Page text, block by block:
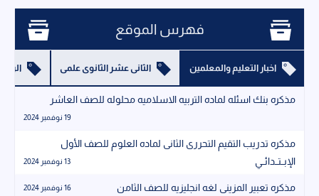
فهرس الموقع
اخبار التعليم والمعلمين الثانى عشر الثانوى علمى
مذكره بنك اسئله لماده التربيه الاسلاميه محلوله للصف العاشر
19 نوفمبر 2024
مذكره تدريب التقيم التحررى الثانى لماده العلوم للصف الأول
الإبــتــدائــي
13 نوفمبر 2024
مذكره تعبير المزينى لغه انجليزيه للصف الثامن 16 نوفمبر 2024